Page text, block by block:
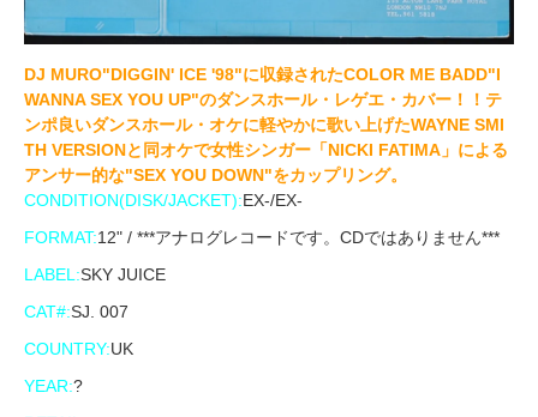
DJ MURO"DIGGIN' ICE '98"に収録されたCOLOR ME BADD"I
WANNA SEX YOU UP"のダンスホール・レゲエ・カバー！！テ
ンポ良いダンスホール・オケに軽やかに歌い上げたWAYNE SMI
TH VERSIONと同オケで女性シンガー「NICKI FATIMA」による
アンサー的な"SEX YOU DOWN"をカップリング。
CONDITION(DISK/JACKET):EX-/EX-
FORMAT:12" / ***アナログレコードです。CDではありません***
LABEL:SKY JUICE
CAT#:SJ. 007
COUNTRY:UK
YEAR:?